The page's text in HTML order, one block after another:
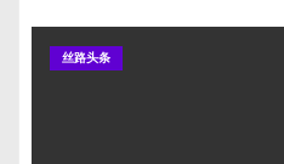
丝路头条